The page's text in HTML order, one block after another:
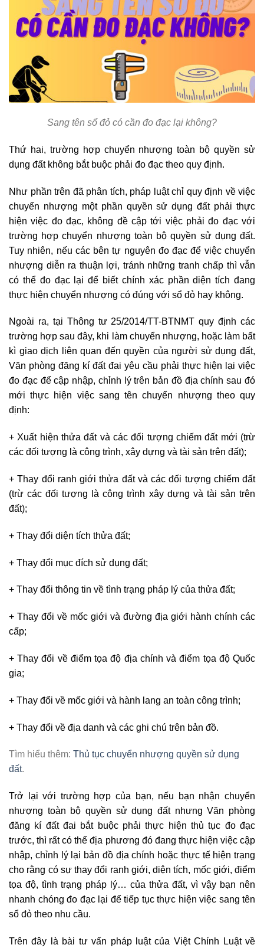
Sang tên sổ đỏ có cần đo đạc lại không?
Thứ hai, trường hợp chuyển nhượng toàn bộ quyền sử
dụng đất không bắt buộc phải đo đạc theo quy định.
Như phần trên đã phân tích, pháp luật chỉ quy định về việc
chuyển nhượng một phần quyền sử dụng đất phải thực
hiện việc đo đạc, không đề cập tới việc phải đo đạc với
trường hợp chuyển nhượng toàn bộ quyền sử dụng đất.
Tuy nhiên, nếu các bên tự nguyên đo đạc để việc chuyển
nhượng diễn ra thuận lợi, tránh những tranh chấp thì vẫn
có thể đo đạc lại để biết chính xác phần diện tích đang
thực hiện chuyển nhượng có đúng với sổ đỏ hay không.
Ngoài ra, tại Thông tư 25/2014/TT-BTNMT quy định các
trường hợp sau đây, khi làm chuyển nhượng, hoặc làm bất
kì giao dịch liên quan đến quyền của người sử dụng đất,
Văn phòng đăng kí đất đai yêu cầu phải thực hiện lại việc
đo đạc để cập nhập, chỉnh lý trên bản đồ địa chính sau đó
mới thực hiện việc sang tên chuyển nhượng theo quy
định:
+ Xuất hiện thửa đất và các đối tượng chiếm đất mới (trừ
các đối tượng là công trình, xây dựng và tài sản trên đất);
+ Thay đổi ranh giới thửa đất và các đối tượng chiếm đất
(trừ các đối tượng là công trình xây dựng và tài sản trên
đất);
+ Thay đổi diện tích thửa đất;
+ Thay đổi mục đích sử dụng đất;
+ Thay đổi thông tin về tình trạng pháp lý của thửa đất;
+ Thay đổi về mốc giới và đường địa giới hành chính các
cấp;
+ Thay đổi về điểm tọa độ địa chính và điểm tọa độ Quốc
gia;
+ Thay đổi về mốc giới và hành lang an toàn công trình;
+ Thay đổi về địa danh và các ghi chú trên bản đồ.
Tìm hiểu thêm: Thủ tục chuyển nhượng quyền sử dụng
đất.
Trở lại với trường hợp của bạn, nếu bạn nhận chuyển
nhượng toàn bộ quyền sử dụng đất nhưng Văn phòng
đăng kí đất đai bắt buộc phải thực hiện thủ tục đo đạc
trước, thì rất có thể địa phương đó đang thực hiện việc cập
nhập, chỉnh lý lại bản đồ địa chính hoặc thực tế hiện trạng
cho rằng có sự thay đổi ranh giới, diện tích, mốc giới, điểm
tọa độ, tình trạng pháp lý… của thửa đất, vì vậy bạn nên
nhanh chóng đo đạc lại để tiếp tục thực hiện việc sang tên
sổ đỏ theo nhu cầu.
Trên đây là bài tư vấn pháp luật của Việt Chính Luật về